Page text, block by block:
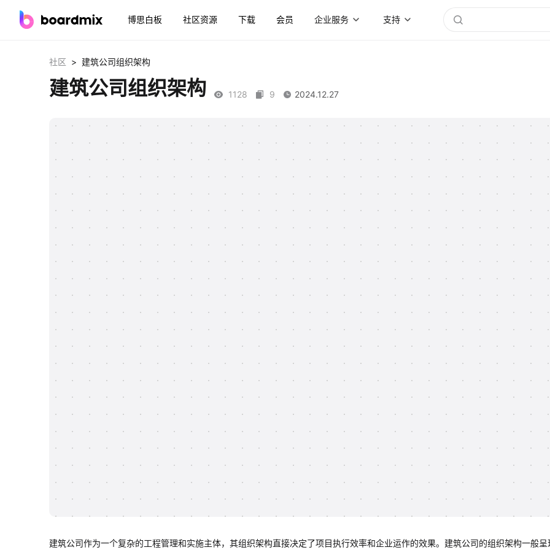
博思白板 社区资源 下载 会员 企业服务 支持
社区 > 建筑公司组织架构
建筑公司组织架构 1128 9 2024.12.27
建筑公司作为一个复杂的工程管理和实施主体，其组织架构直接决定了项目执行效率和企业运作的效果。建筑公司的组织架构一般呈